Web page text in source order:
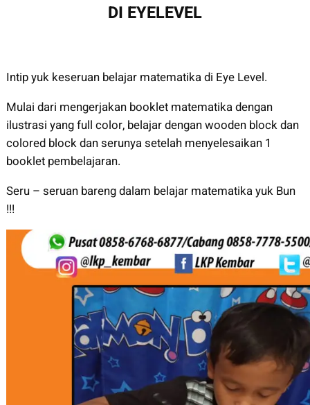
DI EYELEVEL
Intip yuk keseruan belajar matematika di Eye Level.
Mulai dari mengerjakan booklet matematika dengan
ilustrasi yang full color, belajar dengan wooden block dan
colored block dan serunya setelah menyelesaikan 1
booklet pembelajaran.
Seru – seruan bareng dalam belajar matematika yuk Bun
!!!